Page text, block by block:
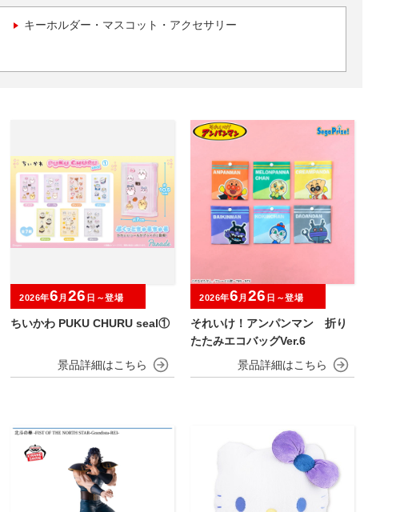
キーホルダー・マスコット・アクセサリー
ちいかわ PUKU CHURU seal①
2026年6 月 26 日～登場
それいけ！アンパンマン 折り
たたみエコバッグVer.6
2026年6 月 26 日～登場